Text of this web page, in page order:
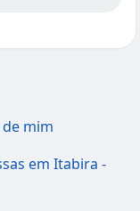
mim
em Itabira -